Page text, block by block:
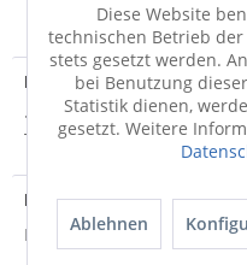
Produktdetails
· holzfarben, metallfarben
Teak Holz · Plattenstärke:...
Produktsicherheit
Produktsicherheit
Diese Website
technischen Betrieb
stets gesetzt werden.
bei Benutzung
Statistik dienen,
gesetzt. Weitere
Ablehnen